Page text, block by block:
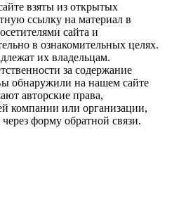
взяты из открытых
ссылку на материал в
сайта и
в ознакомительных целях.
их владельцам.
за содержание
обнаружили на нашем сайте
авторские права,
компании или организации,
форму обратной связи.